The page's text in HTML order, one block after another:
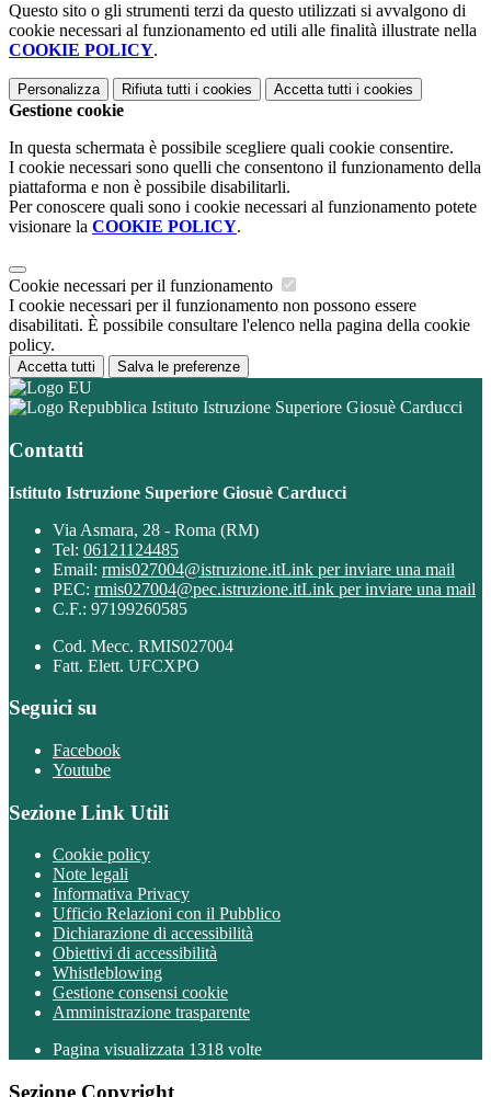
Questo sito o gli strumenti terzi da questo utilizzati si avvalgono di
cookie necessari al funzionamento ed utili alle finalità illustrate nella
COOKIE POLICY.
Personalizza Rifiuta tutti i cookies Accetta tutti i cookies
Gestione cookie
In questa schermata è possibile scegliere quali cookie consentire.
I cookie necessari sono quelli che consentono il funzionamento della
piattaforma e non è possibile disabilitarli.
Per conoscere quali sono i cookie necessari al funzionamento potete
visionare la COOKIE POLICY.
Cookie necessari per il funzionamento
I cookie necessari per il funzionamento non possono essere
disabilitati. È possibile consultare l'elenco nella pagina della cookie
policy.
Accetta tutti Salva le preferenze
Istituto Istruzione Superiore Giosuè Carducci
Contatti
Istituto Istruzione Superiore Giosuè Carducci
Via Asmara, 28 - Roma (RM)
Tel: 06121124485
Email: rmis027004@istruzione.itLink per inviare una mail
PEC: rmis027004@pec.istruzione.itLink per inviare una mail
C.F.: 97199260585
Cod. Mecc. RMIS027004
Fatt. Elett. UFCXPO
Seguici su
Facebook
Youtube
Sezione Link Utili
Cookie policy
Note legali
Informativa Privacy
Ufficio Relazioni con il Pubblico
Dichiarazione di accessibilità
Obiettivi di accessibilità
Whistleblowing
Gestione consensi cookie
Amministrazione trasparente
Pagina visualizzata 1318 volte
Sezione Copyright